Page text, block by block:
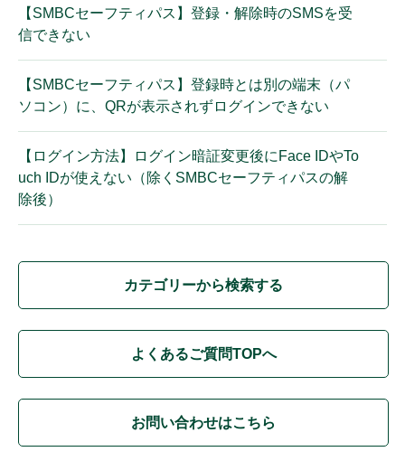
【SMBCセーフティパス】登録・解除時のSMSを受
信できない
【SMBCセーフティパス】登録時とは別の端末（パ
ソコン）に、QRが表示されずログインできない
【ログイン方法】ログイン暗証変更後にFace IDやTo
uch IDが使えない（除くSMBCセーフティパスの解
除後）
カテゴリーから検索する
よくあるご質問TOPへ
お問い合わせはこちら